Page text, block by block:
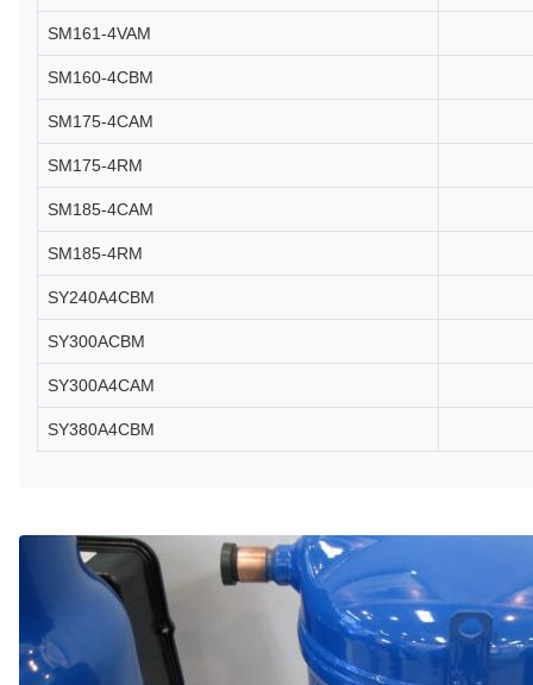
SM161-4VAM
SM160-4CBM
SM175-4CAM
SM175-4RM
SM185-4CAM
SM185-4RM
SY240A4CBM
SY300ACBM
SY300A4CAM
SY380A4CBM